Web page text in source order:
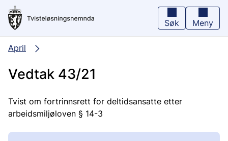
Hopp
hovedinnhold
Søk Meny
April
Vedtak 43/21
Tvist om fortrinnsrett for deltidsansatte etter
arbeidsmiljøloven § 14-3